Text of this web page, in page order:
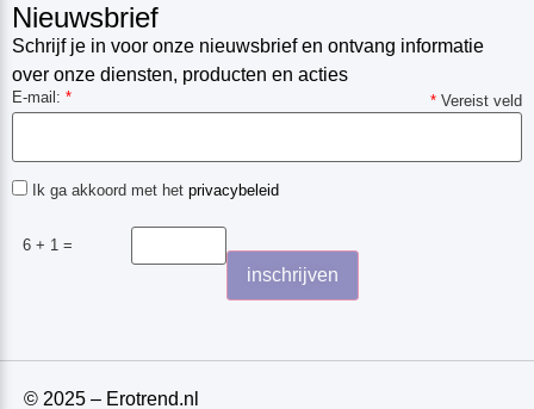
Nieuwsbrief
Schrijf je in voor onze nieuwsbrief en ontvang informatie
over onze diensten, producten en acties
* Vereist veld
E-mail: *
Ik ga akkoord met het privacybeleid
6 + 1 =
© 2025 – Erotrend.nl